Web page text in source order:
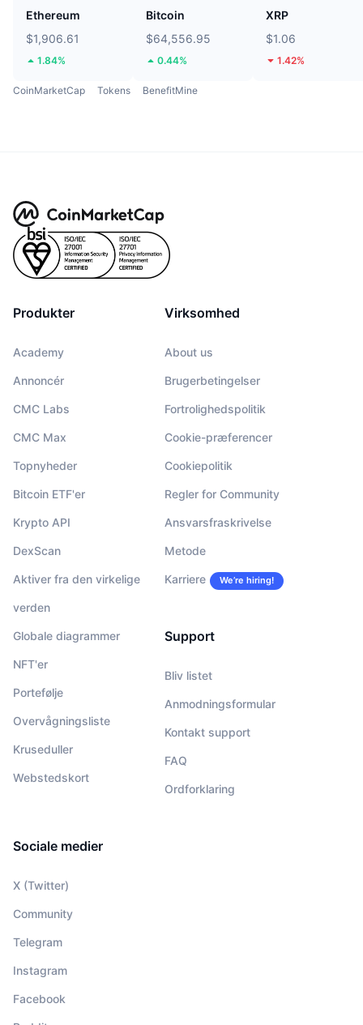
Ethereum
$1,906.61
1.84%
Bitcoin
$64,556.95
0.44%
XRP
$1.06
1.42%
CoinMarketCap Tokens BenefitMine
Produkter
Academy
Annoncér
CMC Labs
CMC Max
Topnyheder
Bitcoin ETF'er
Krypto API
DexScan
Aktiver fra den virkelige
verden
Globale diagrammer
NFT'er
Portefølje
Overvågningsliste
Kruseduller
Webstedskort
Virksomhed
About us
Brugerbetingelser
Fortrolighedspolitik
Cookie-præferencer
Cookiepolitik
Regler for Community
Ansvarsfraskrivelse
Metode
Karriere We’re hiring!
Support
Bliv listet
Anmodningsformular
Kontakt support
FAQ
Ordforklaring
Sociale medier
X (Twitter)
Community
Telegram
Instagram
Facebook